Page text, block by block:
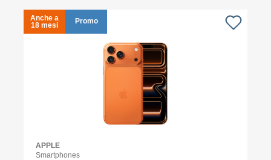
Anche a
18 mesi
Promo
APPLE
Smartphones